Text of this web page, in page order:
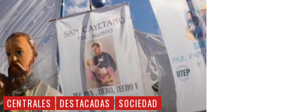
CENTRALES DESTACADAS SOCIEDAD